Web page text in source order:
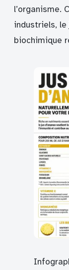
l’organisme.
industriels, le
biochimique